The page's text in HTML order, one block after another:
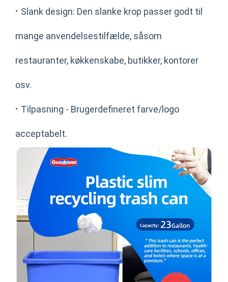
· Slank design: Den slanke krop passer godt til
mange anvendelsestilfælde, såsom
restauranter, køkkenskabe, butikker, kontorer
osv.
· Tilpasning - Brugerdefineret farve/logo
acceptabelt.